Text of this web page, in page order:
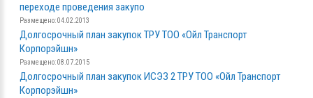
переходе проведения закупо
Размещено: 04.02.2013
Долгосрочный план закупок ТРУ ТОО «Ойл Транспорт
Корпорэйшн»
Размещено: 08.07.2015
Долгосрочный план закупок ИСЭЗ 2 ТРУ ТОО «Ойл Транспорт
Корпорэйшн»